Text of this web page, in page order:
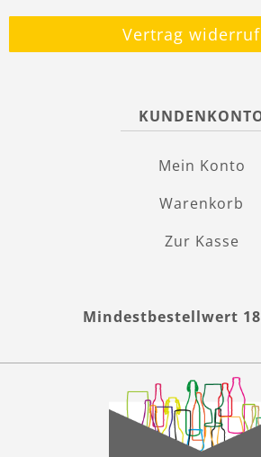
Vertrag
Mein Konto
Warenkorb
Zur Kasse
Mindestbestellwert